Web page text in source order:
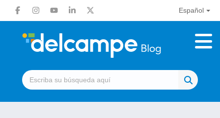
Español